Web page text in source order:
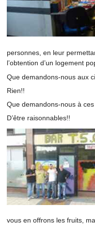
personnes, en leur
l’obtention d’un logement
Que demandons-nous aux
Rien!!
Que demandons-nous à
D’être raisonnables!!
vous en offrons les fruits,